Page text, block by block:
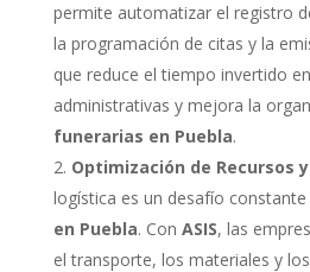
permite automatizar el registro
la programación de citas y la
que reduce el tiempo invertido
administrativas y mejora la
funerarias en Puebla.
Optimización de Recursos
logística es un desafío constante
en Puebla. Con ASIS, las
el transporte, los materiales y